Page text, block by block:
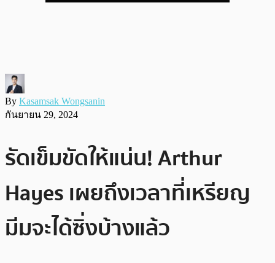
By Kasamsak Wongsanin
กันยายน 29, 2024
รัดเข็มขัดให้แน่น! Arthur
Hayes เผยถึงเวลาที่เหรียญ
มีมจะได้ซิ่งบ้างแล้ว